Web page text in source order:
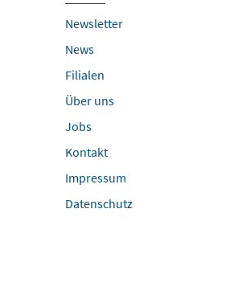
Heinrich - ...das-
schuherlebnis.de
24113 Kiel
+49 (4312) 604333
Fax +49 (4312) 6043344
citti-park@schuhheinrich.de
Newsletter
News
Filialen
Über uns
Jobs
Kontakt
Impressum
Datenschutz